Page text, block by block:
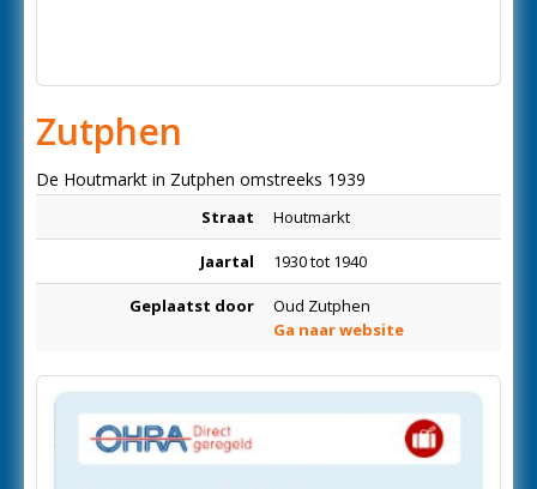
Zutphen
De Houtmarkt in Zutphen omstreeks 1939
Straat Houtmarkt
Jaartal 1930 tot 1940
Geplaatst door
Oud Zutphen
Ga naar website